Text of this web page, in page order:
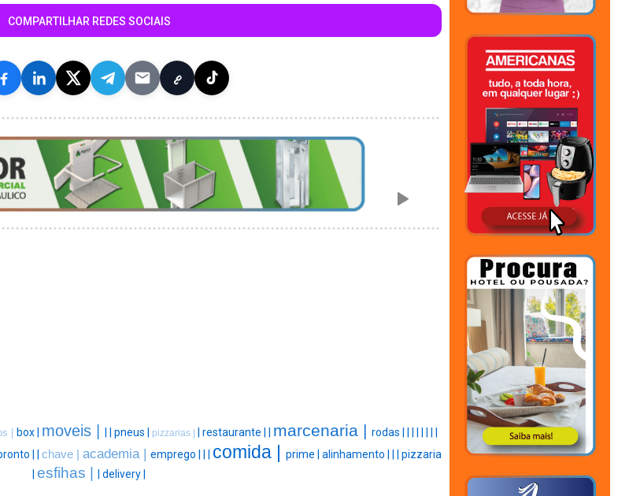
COMPARTILHAR REDES SOCIAIS
| box | moveis | pneus | pizzarias | restaurante | marcenaria | rodas |
| chave | academia | emprego | comida | prime | alinhamento |
pizzaria
esfihas | delivery |